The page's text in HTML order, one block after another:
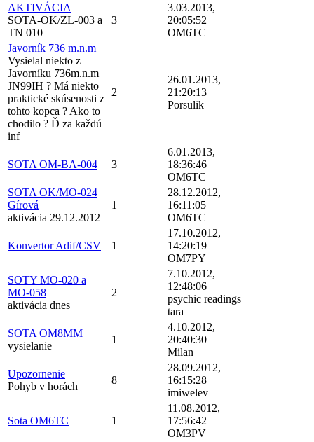
AKTIVÁCIA
SOTA-OK/ZL-003 a
TN 010
3
3.03.2013,
20:05:52
OM6TC
Javorník 736 m.n.m
Vysielal niekto z
Javorníku 736m.n.m
JN99IH ? Má niekto
praktické skúsenosti z
tohto kopca ? Ako to
chodilo ? Ď za každú
inf
2
26.01.2013,
21:20:13
Porsulik
SOTA OM-BA-004 3
6.01.2013,
18:36:46
OM6TC
SOTA OK/MO-024
Gírová
aktivácia 29.12.2012
1
28.12.2012,
16:11:05
OM6TC
Konvertor Adif/CSV 1
17.10.2012,
14:20:19
OM7PY
SOTY MO-020 a
MO-058
aktivácia dnes
2
7.10.2012,
12:48:06
psychic readings
tara
SOTA OM8MM
vysielanie
1
4.10.2012,
20:40:30
Milan
Upozornenie
Pohyb v horách
8
28.09.2012,
16:15:28
imiwelev
Sota OM6TC 1
11.08.2012,
17:56:42
OM3PV